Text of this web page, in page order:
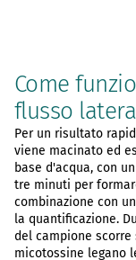
Come
flusso
Per un risultato
viene macinato ed
base d'acqua, con
tre minuti per
combinazione con
la quantificazione.
del campione
micotossine legano